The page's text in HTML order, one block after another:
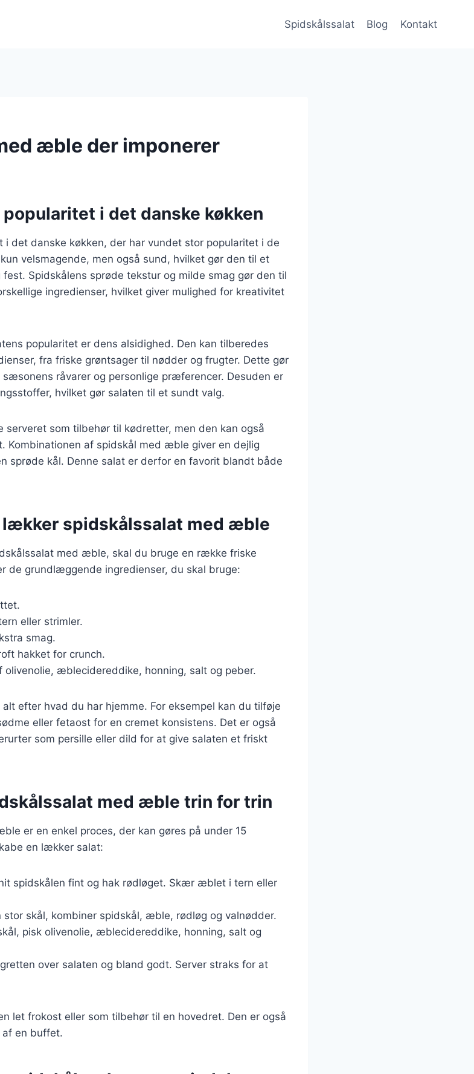
Spidskålssalat Blog Kontakt
æble der imponerer
i det danske køkken
i det danske køkken, der har vundet stor popularitet i de
velsmagende, men også sund, hvilket gør den til et
Spidskålens sprøde tekstur og milde smag gør den til
ingredienser, hvilket giver mulighed for kreativitet
popularitet er dens alsidighed. Den kan tilberedes
fra friske grøntsager til nødder og frugter. Dette gør
råvarer og personlige præferencer. Desuden er
hvilket gør salaten til et sundt valg.
serveret som tilbehør til kødretter, men den kan også
Kombinationen af spidskål med æble giver en dejlig
sprøde kål. Denne salat er derfor en favorit blandt både
spidskålssalat med æble
med æble, skal du bruge en række friske
de grundlæggende ingredienser, du skal bruge:
eller strimler.
smag.
hakket for crunch.
olivenolie, æblecidereddike, honning, salt og peber.
efter hvad du har hjemme. For eksempel kan du tilføje
eller fetaost for en cremet konsistens. Det er også
som persille eller dild for at give salaten et friskt
med æble trin for trin
er en enkel proces, der kan gøres på under 15
en lækker salat:
spidskålen fint og hak rødløget. Skær æblet i tern eller
stor skål, kombiner spidskål, æble, rødløg og valnødder.
pisk olivenolie, æblecidereddike, honning, salt og
over salaten og bland godt. Server straks for at
let frokost eller som tilbehør til en hovedret. Den er også
af en buffet.